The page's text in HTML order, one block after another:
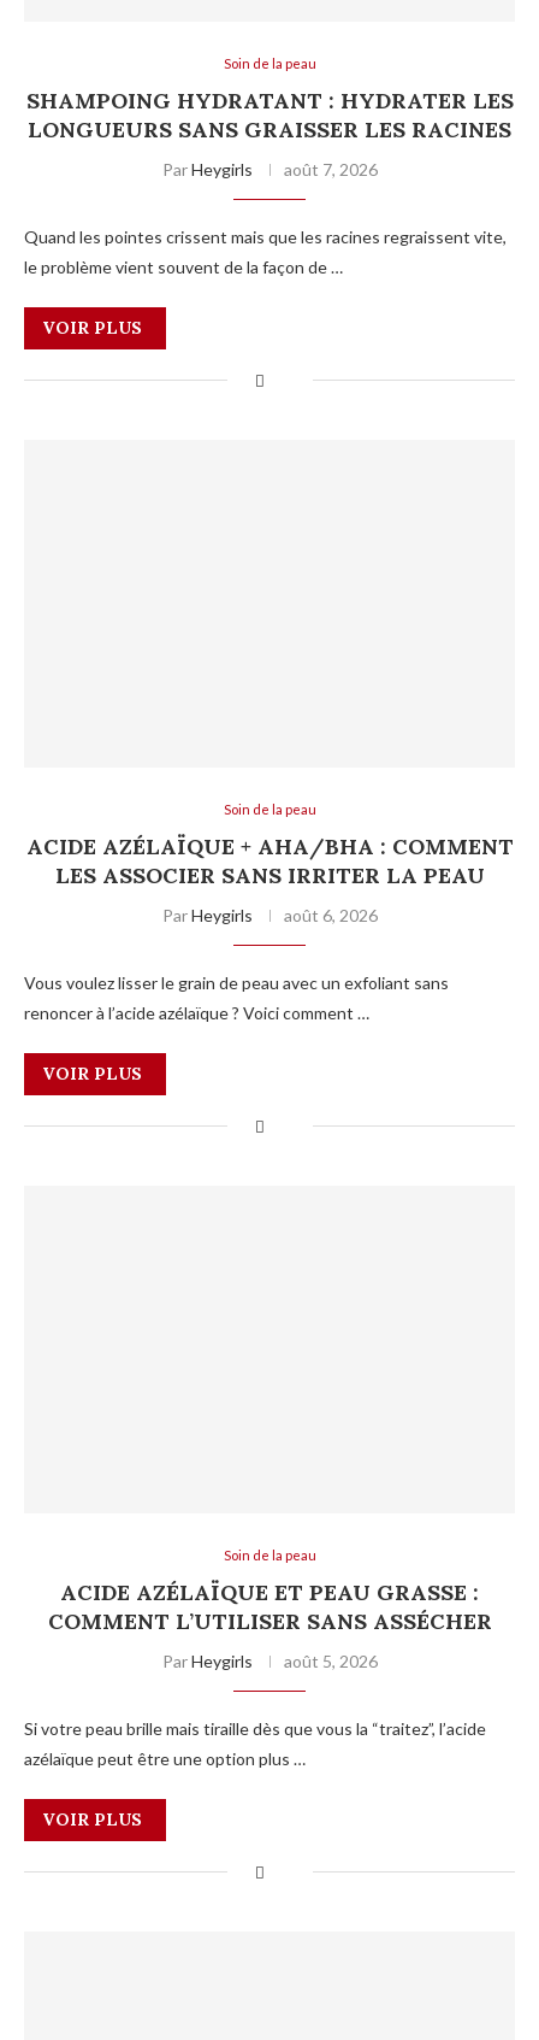
Soin de la peau
SHAMPOING HYDRATANT : HYDRATER LES
LONGUEURS SANS GRAISSER LES RACINES
ParHeygirls août 7, 2026
Quand les pointes crissent mais que les racines regraissent vite,
le problème vient souvent de la façon de …
VOIR PLUS
Soin de la peau
ACIDE AZÉLAÏQUE + AHA/BHA : COMMENT
LES ASSOCIER SANS IRRITER LA PEAU
ParHeygirls août 6, 2026
Vous voulez lisser le grain de peau avec un exfoliant sans
renoncer à l’acide azélaïque ? Voici comment …
VOIR PLUS
Soin de la peau
ACIDE AZÉLAÏQUE ET PEAU GRASSE :
COMMENT L’UTILISER SANS ASSÉCHER
ParHeygirls août 5, 2026
Si votre peau brille mais tiraille dès que vous la “traitez”, l’acide
azélaïque peut être une option plus …
VOIR PLUS